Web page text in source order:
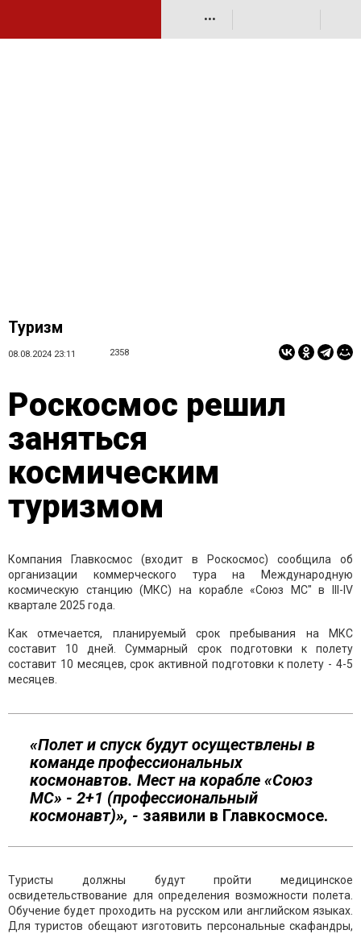
•••
Туризм
08.08.2024 23:11 2358
Роскосмос решил
заняться
космическим
туризмом
Компания Главкосмос (входит в Роскосмос) сообщила об
организации коммерческого тура на Международную
космическую станцию (МКС) на корабле «Союз МС" в III-IV
квартале 2025 года.
Как отмечается, планируемый срок пребывания на МКС
составит 10 дней. Суммарный срок подготовки к полету
составит 10 месяцев, срок активной подготовки к полету - 4-5
месяцев.
«Полет и спуск будут осуществлены в
команде профессиональных
космонавтов. Мест на корабле «Союз
МС» - 2+1 (профессиональный
космонавт)», - заявили в Главкосмосе.
Туристы должны будут пройти медицинское
освидетельствование для определения возможности полета.
Обучение будет проходить на русском или английском языках.
Для туристов обещают изготовить персональные скафандры,